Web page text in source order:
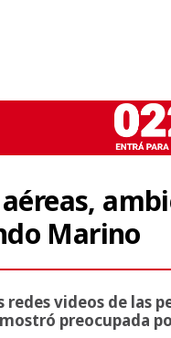
Marino
videos de las
preocupada